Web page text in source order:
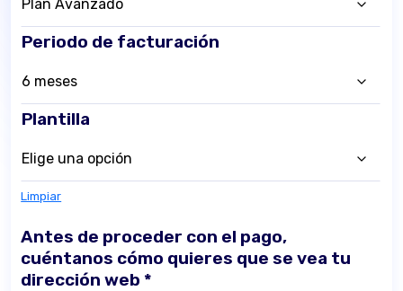
Periodo de facturación
Plantilla
Limpiar
Antes de proceder con el pago,
cuéntanos cómo quieres que se vea tu
dirección web *